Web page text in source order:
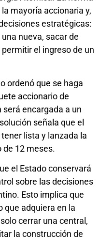
mayoría accionaria y,
estratégicas:
nueva, sacar de
el ingreso de un
ordenó que se haga
accionario de
encargada a un
señala que el
lista y lanzada la
de 12 meses.
el Estado conservará
sobre las decisiones
Esto implica que
que adquiera en la
cerrar una central,
la construcción de